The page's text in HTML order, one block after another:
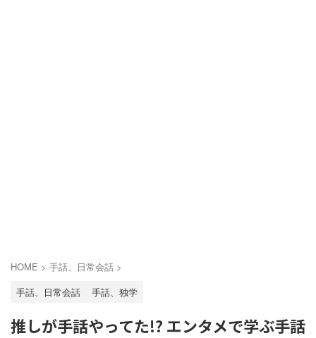
HOME > 手話、日常会話 >
手話、日常会話
手話、独学
推しが手話やってた!? エンタメで学ぶ手話